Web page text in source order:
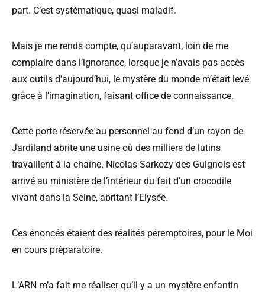
part. C’est systématique, quasi maladif.
Mais je me rends compte, qu’auparavant, loin de me
complaire dans l’ignorance, lorsque je n’avais pas accès
aux outils d’aujourd’hui, le mystère du monde m’était levé
grâce à l’imagination, faisant office de connaissance.
Cette porte réservée au personnel au fond d’un rayon de
Jardiland abrite une usine où des milliers de lutins
travaillent à la chaîne. Nicolas Sarkozy des Guignols est
arrivé au ministère de l’intérieur du fait d’un crocodile
vivant dans la Seine, abritant l’Elysée.
Ces énoncés étaient des réalités péremptoires, pour le Moi
en cours préparatoire.
L’ARN m’a fait me réaliser qu’il y a un mystère enfantin